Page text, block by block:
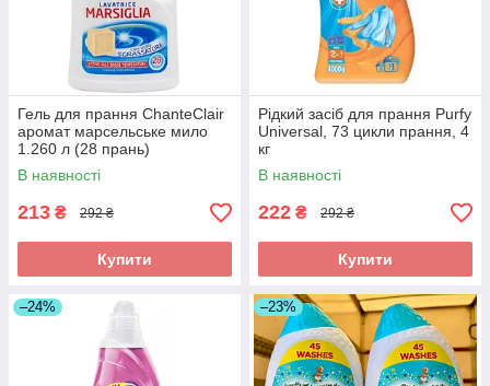
Гель для прання ChanteClair
аромат марсельське мило
1.260 л (28 прань)
В наявності
213 ₴ 292 ₴
Купити
Рідкий засіб для прання Purfy
Universal, 73 цикли прання, 4
кг
В наявності
222 ₴ 292 ₴
Купити
–24% –23%